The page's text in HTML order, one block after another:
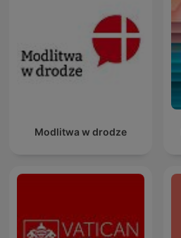
Modlitwa w drodze